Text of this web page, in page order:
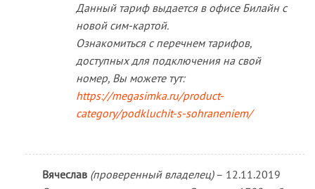
Данный тариф выдается в офисе Билайн с
новой сим-картой.
Ознакомиться с перечнем тарифов,
доступных для подключения на свой
номер, Вы можете тут:
https://megasimka.ru/product-
category/podkluchit-s-sohraneniem/
Вячеслав (проверенный владелец) – 12.11.2019